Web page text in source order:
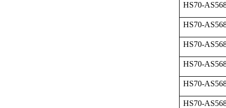
HS70-
HS70-
HS70-
HS70-
HS70-
HS70-